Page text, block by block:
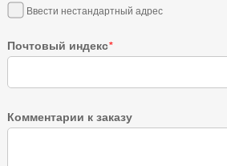
Ввести нестандартный адрес
Почтовый индекс*
Комментарии к заказу